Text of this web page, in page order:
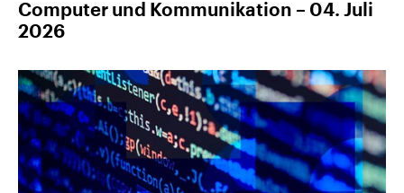
Computer und Kommunikation – 04. Juli
2026